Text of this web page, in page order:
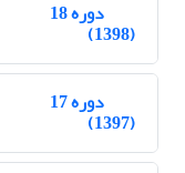
دوره 18
(1398)
دوره 17
(1397)